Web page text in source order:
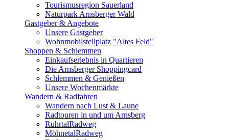
Tourismusregion Sauerland
Naturpark Arnsberger Wald
Gastgeber & Angebote
Unsere Gastgeber
Wohnmobilstellplatz "Altes Feld"
Shoppen & Schlemmen
Einkaufserlebnis in Quartieren
Die Arnsberger Shoppingcard
Schlemmen & Genießen
Unsere Wochenmärkte
Wandern & Radfahren
Wandern nach Lust & Laune
Radtouren in und um Arnsberg
RuhrtalRadweg
MöhnetalRadweg